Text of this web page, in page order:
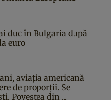
duc în Bulgaria după
euro
aviaţia americană
de proporţii. Se
Povestea din ...